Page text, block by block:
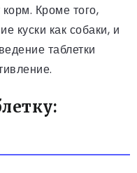
Кроме того,
куски как собаки, и
таблетки